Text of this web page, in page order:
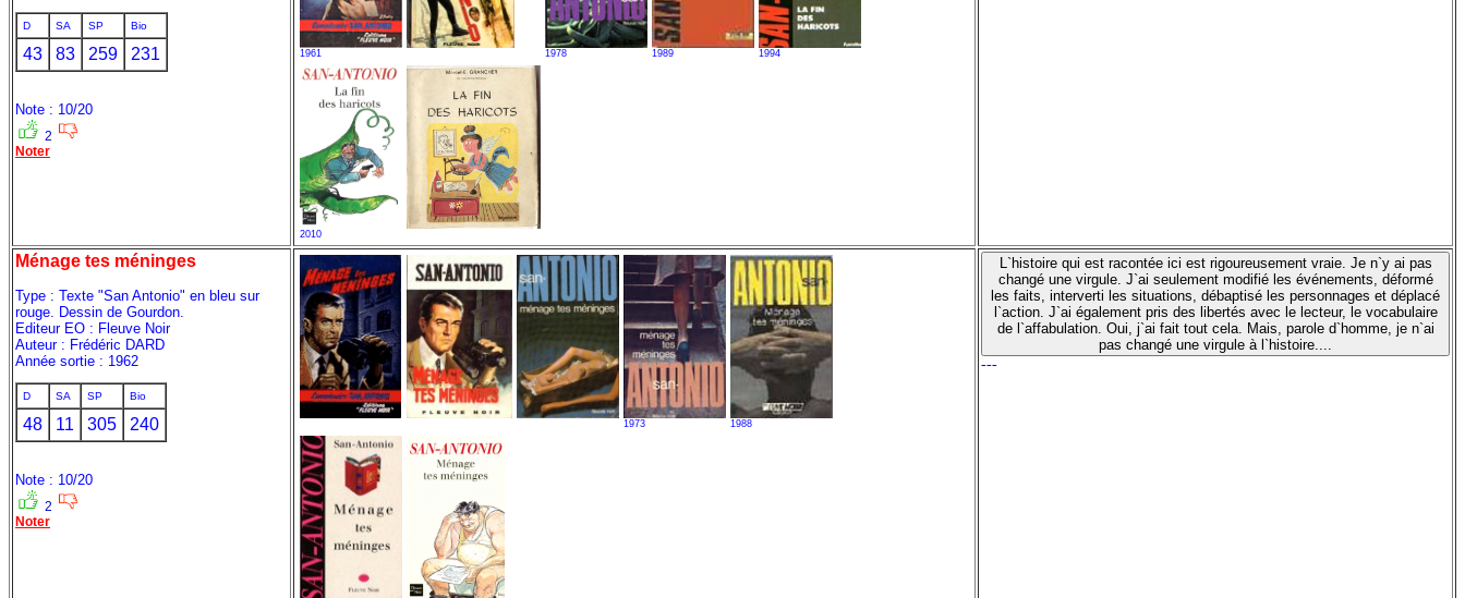
D SA SP Bio
43 83 259 231
Note : 10/20
2
Noter
1961 1978 1989 1994
2010
Ménage tes méninges
Type : Texte "San Antonio" en bleu sur
rouge. Dessin de Gourdon.
Editeur EO : Fleuve Noir
Auteur : Frédéric DARD
Année sortie : 1962
D SA SP Bio
48 11 305 240
Note : 10/20
2
Noter
1973 1988
L`histoire qui est racontée ici est rigoureusement vraie. Je n`y ai pas
changé une virgule. J`ai seulement modifié les événements, déformé
les faits, interverti les situations, débaptisé les personnages et déplacé
l`action. J`ai également pris des libertés avec le lecteur, le vocabulaire
de l`affabulation. Oui, j`ai fait tout cela. Mais, parole d`homme, je n`ai
pas changé une virgule à l`histoire....
---